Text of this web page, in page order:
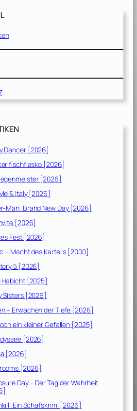
Dancer [2026]
[2026]
[2026]
& Italy [2026]
Man: Brand New Day [2026]
[2026]
Fest [2026]
– Macht des Kartells [2000]
5 [2026]
Habicht [2025]
Sisters [2026]
– Erwachen der Tiefe [2026]
ein kleiner Gefallen [2025]
[2026]
[2026]
[2026]
Day – Der Tag der Wahrheit
Ein Schafskrimi [2026]